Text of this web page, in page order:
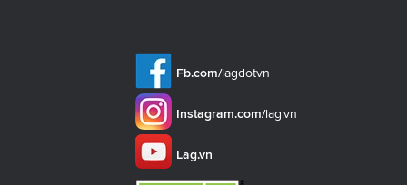
Fb.com/lagdotvn
Instagram.com/lag.vn
Lag.vn